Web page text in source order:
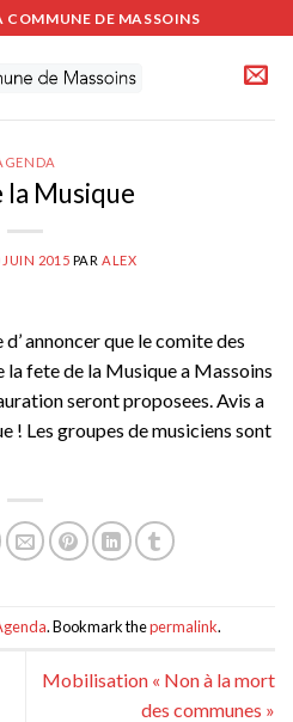
COMMUNE DE MASSOINS
la Musique
JUIN 2015 PAR ALEX
annoncer que le comite des
fete de la Musique a Massoins
seront proposees. Avis a
! Les groupes de musiciens sont
. Bookmark thepermalink.
Mobilisation « Non à la mort
des communes »